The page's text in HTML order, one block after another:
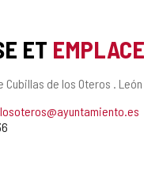
ET
Cubillas de los Oteros . León